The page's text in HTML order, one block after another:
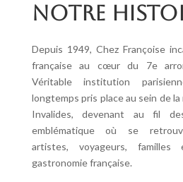
NOTRE
Depuis 1949, Chez Françoise
française au cœur du 7e
Véritable institution
longtemps pris place au sein de
Invalides, devenant au fil
emblématique où se
artistes, voyageurs,
gastronomie française.